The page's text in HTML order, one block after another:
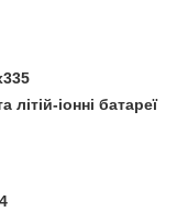
літій-іонні батареї